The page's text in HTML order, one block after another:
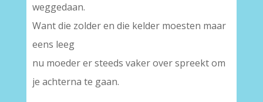
weggedaan.
Want die zolder en die kelder moesten maar
eens leeg
nu moeder er steeds vaker over spreekt om
je achterna te gaan.